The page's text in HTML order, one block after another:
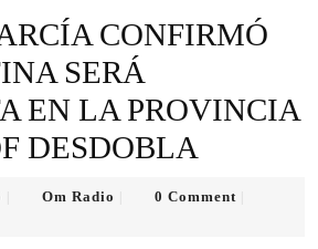
CONFIRMÓ
SERÁ
EN LA PROVINCIA
DESDOBLA
Om Radio 0 Comment